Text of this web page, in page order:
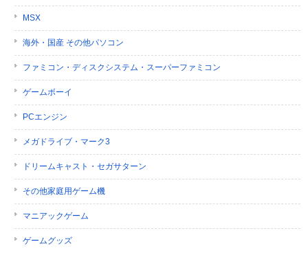
MSX
海外・国産 その他パソコン
ファミコン・ディスクシステム・スーパーファミコン
ゲームボーイ
PCエンジン
メガドライブ・マーク3
ドリームキャスト・セガサターン
その他家庭用ゲーム機
マニアックゲーム
ゲームグッズ